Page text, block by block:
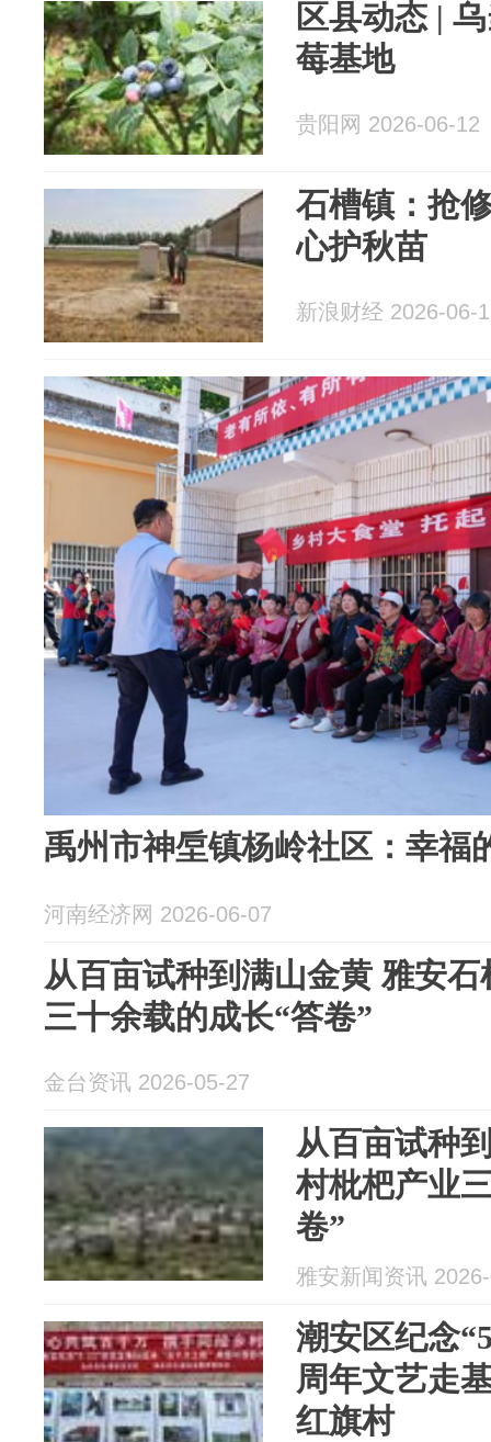
区县动态 |
莓基地
贵阳网 2026-06-12
石槽镇：抢
心护秋苗
新浪财经 2026-06-
禹州市神垕镇杨岭社区：幸福
河南经济网 2026-06-07
从百亩试种到满山金黄 雅安
三十余载的成长“答卷”
金台资讯 2026-05-27
从百亩试种
村枇杷产业
卷”
雅安新闻资讯
潮安区纪念
周年文艺走
红旗村